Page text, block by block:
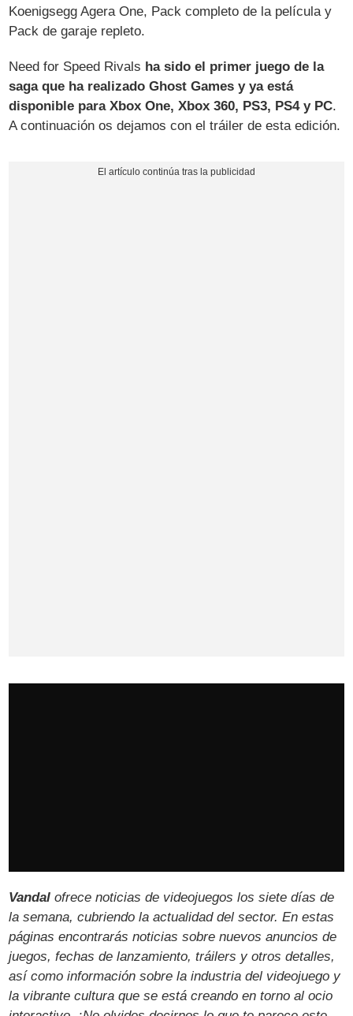
Koenigsegg Agera One, Pack completo de la película y
Pack de garaje repleto.
Need for Speed Rivals ha sido el primer juego de la
saga que ha realizado Ghost Games y ya está
disponible para Xbox One, Xbox 360, PS3, PS4 y PC.
A continuación os dejamos con el tráiler de esta edición.
Vandal ofrece noticias de videojuegos los siete días de
la semana, cubriendo la actualidad del sector. En estas
páginas encontrarás noticias sobre nuevos anuncios de
juegos, fechas de lanzamiento, tráilers y otros detalles,
así como información sobre la industria del videojuego y
la vibrante cultura que se está creando en torno al ocio